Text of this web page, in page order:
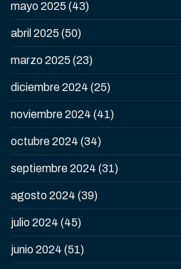
mayo 2025 (43)
abril 2025 (50)
marzo 2025 (23)
diciembre 2024 (25)
noviembre 2024 (41)
octubre 2024 (34)
septiembre 2024 (31)
agosto 2024 (39)
julio 2024 (45)
junio 2024 (51)